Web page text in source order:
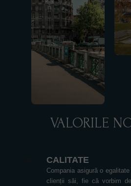
VALORILE
CALITATE
Compania asigură o
clienții săi, fie că vorbim